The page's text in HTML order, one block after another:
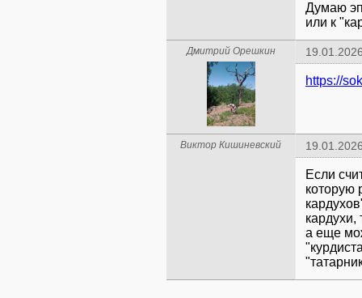
Думаю
или к
Дмитрий Орешкин
Виктор Кишиневский
Если
которую
кардухи,
а еще